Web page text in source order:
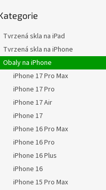
Tvrzená skla na iPad
Tvrzená skla na iPhone
Obaly na iPhone
iPhone 17 Pro Max
iPhone 17 Pro
iPhone 17 Air
iPhone 17
iPhone 16 Pro Max
iPhone 16 Pro
iPhone 16 Plus
iPhone 16
iPhone 15 Pro Max